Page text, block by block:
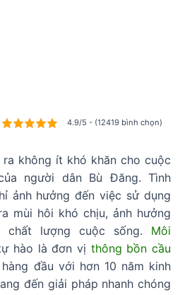
4.9/5 - (12419 bình chọn)
ra không ít khó khăn cho cuộc
người dân Bù Đăng. Tình
ảnh hưởng đến việc sử dụng
mùi hôi khó chịu, ảnh hưởng
chất lượng cuộc sống. Môi
hào là đơn vị thông bồn cầu
hàng đầu với hơn 10 năm kinh
đến giải pháp nhanh chóng